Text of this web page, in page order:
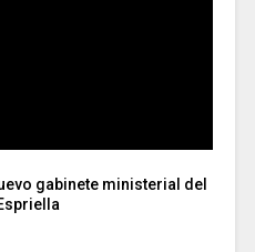
gabinete ministerial del